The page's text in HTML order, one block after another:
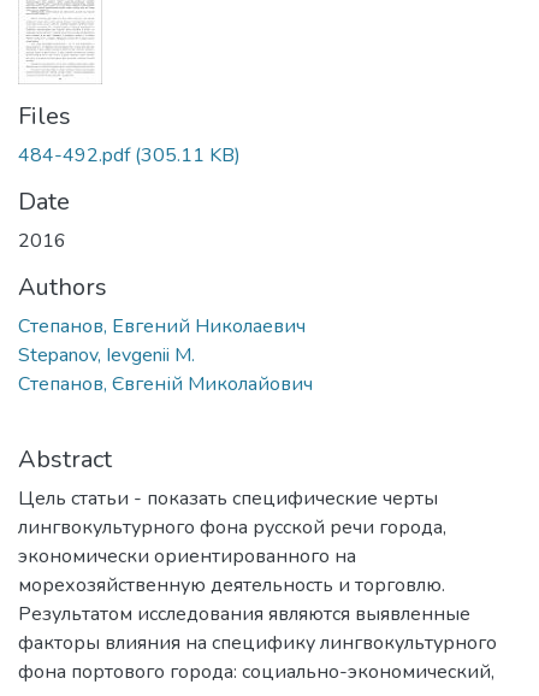
Files
484-492.pdf(305.11 KB)
Date
2016
Authors
Степанов, Евгений Николаевич
Stepanov, Ievgenii M.
Степанов, Євгеній Миколайович
Abstract
Цель статьи - показать специфические черты
лингвокультурного фона русской речи города,
экономически ориентированного на
морехозяйственную деятельность и торговлю.
Результатом исследования являются выявленные
факторы влияния на специфику лингвокультурного
фона портового города: социально-экономический,